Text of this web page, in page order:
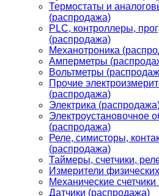
Термостаты и
(распродажа)
PLС, контроллеры,
(распродажа)
Механотроника
Амперметры
Вольтметры
Прочие
(распродажа)
Электрика
Электроустановочное
(распродажа)
Реле, симисторы,
(распродажа)
Таймеры, счетчики,
Измерители
Механические
Датчики (распродажа)